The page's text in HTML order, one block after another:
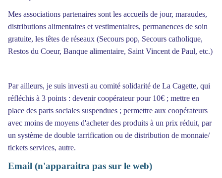
Mes associations partenaires sont les accueils de jour, maraudes,
distributions alimentaires et vestimentaires, permanences de soin
gratuite, les têtes de réseaux (Secours pop, Secours catholique,
Restos du Coeur, Banque alimentaire, Saint Vincent de Paul, etc.)
Par ailleurs, je suis investi au comité solidarité de La Cagette, qui
réfléchis à 3 points : devenir coopérateur pour 10€ ; mettre en
place des parts sociales suspendues ; permettre aux coopérateurs
avec moins de moyens d'acheter des produits à un prix réduit, par
un système de double tarrification ou de distribution de monnaie/
tickets services, autre.
Email (n'apparaitra pas sur le web)